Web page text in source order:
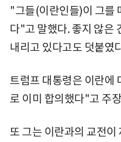
"그들(이란인들)이 그를
다"고 말했다. 좋지 않은
내리고 있다고도 덧붙였
트럼프 대통령은 이란에
로 이미 합의했다"고 주
또 그는 이란과의 교전